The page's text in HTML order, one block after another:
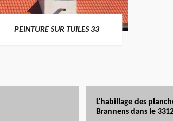
PEINTURE SUR TUILES 33
L'habillage des
Brannens dans le